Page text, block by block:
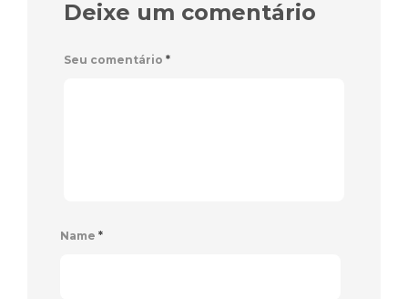
Deixe um comentário
Seu comentário *
Name *